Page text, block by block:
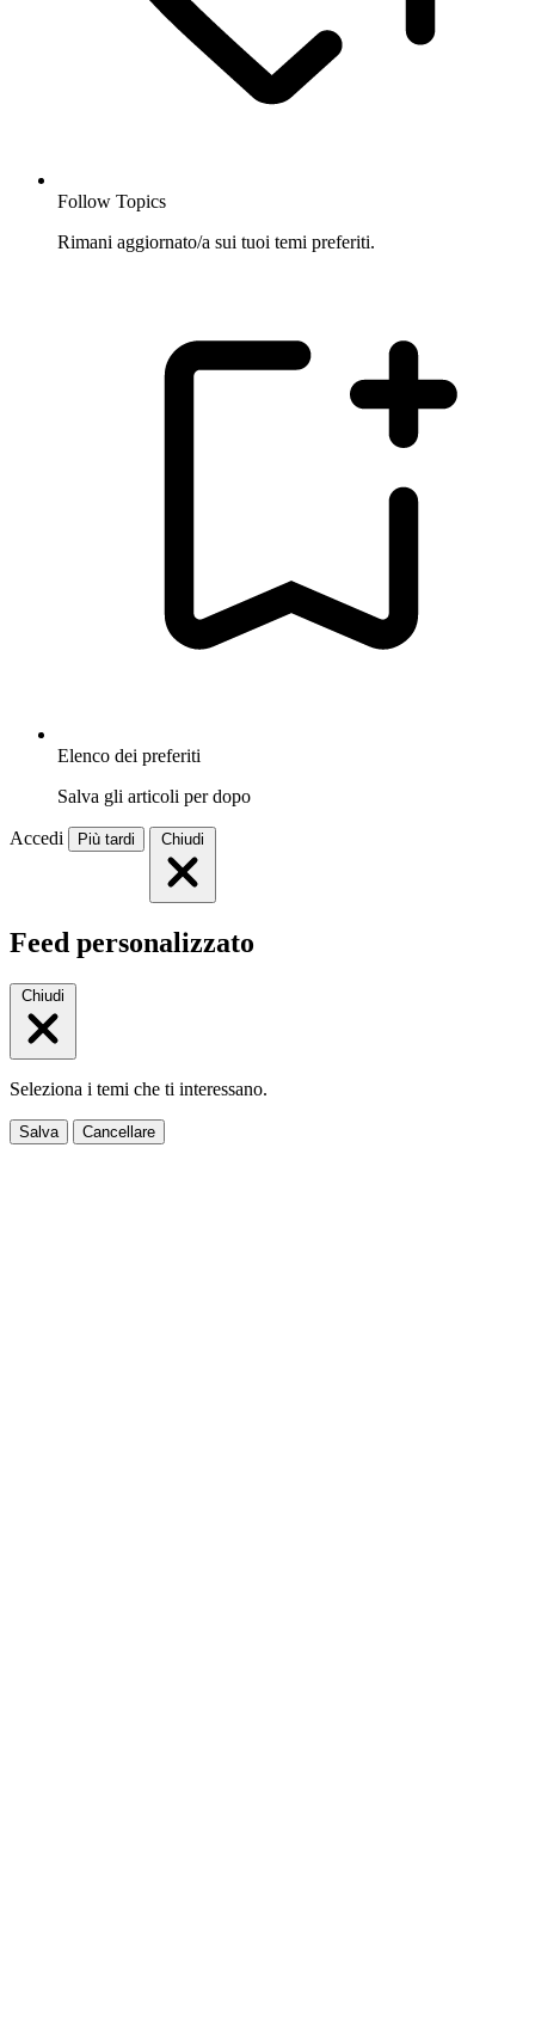
Follow Topics
Rimani aggiornato/a sui tuoi temi preferiti.
Elenco dei preferiti
Salva gli articoli per dopo
Accedi Più tardi Chiudi
Feed personalizzato
Chiudi
Seleziona i temi che ti interessano.
Salva Cancellare